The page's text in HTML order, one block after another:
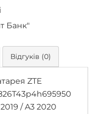
Банк"
Відгуків (0)
ZTE
/ A3 2020